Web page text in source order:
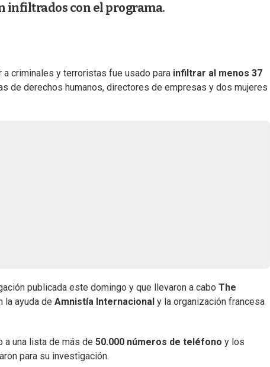
infiltrados con el programa.
criminales y terroristas fue usado para infiltrar al menos 37
de derechos humanos, directores de empresas y dos mujeres
publicada este domingo y que llevaron a cabo The
la ayuda de Amnistía Internacional y la organización francesa
a una lista de más de 50.000 números de teléfono y los
para su investigación.